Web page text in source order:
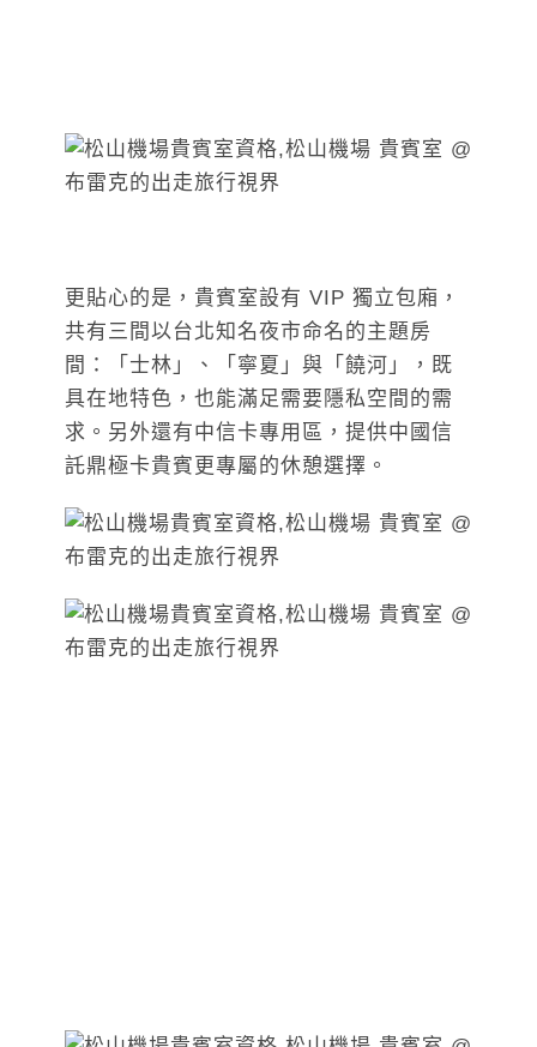
更貼心的是，貴賓室設有 VIP 獨立包廂，
共有三間以台北知名夜市命名的主題房
間：「士林」、「寧夏」與「饒河」，既
具在地特色，也能滿足需要隱私空間的需
求。另外還有中信卡專用區，提供中國信
託鼎極卡貴賓更專屬的休憩選擇。